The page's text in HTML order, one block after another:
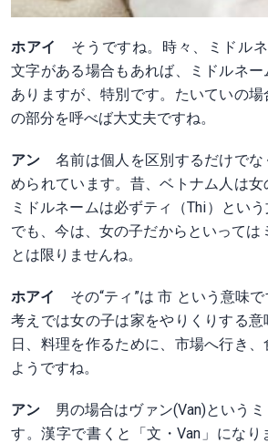
ホアイ
そうですね。時々、ミドル
文字がある場合もあれば、ミドルネ
ありますが、特別です。たいていの
の部分を呼べば大丈夫ですね。
アン 名前は個人を区別するだけでな
められています。昔、ベトナム人は
ミドルネームは必ずティ（Thi）という
でも、今は、女の子だからといっては
とは限りませんね。
ホアイ
その“ティ”は 市 という意味
考えでは女の子は家をやりくりする
日、料理を作るために、市場へ行き
ようですね。
アン 男の場合はヴァン(Van)という
す。漢字で書くと「文・Van」になり